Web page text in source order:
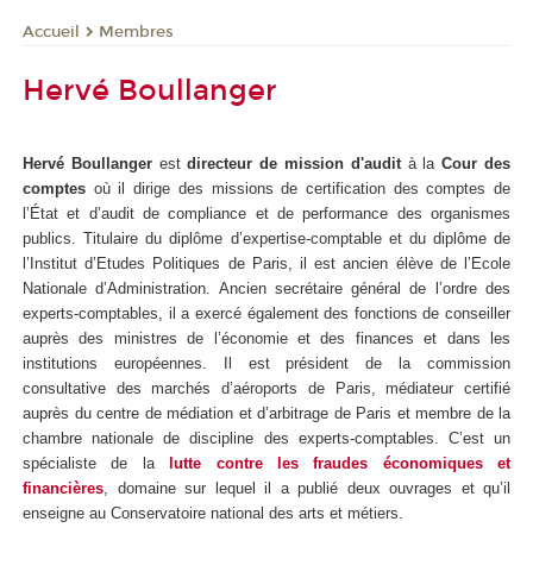
Accueil Membres
Hervé Boullanger
Hervé Boullangerestdirecteur de mission d'audità laCour des
comptes où il dirige des missions de certification des comptes de
l’État et d’audit de compliance et de performance des organismes
publics. Titulaire du diplôme d’expertise-comptable et du diplôme de
l’Institut d’Etudes Politiques de Paris, il est ancien élève de l’Ecole
Nationale d’Administration. Ancien secrétaire général de l’ordre des
experts-comptables, il a exercé également des fonctions de conseiller
auprès des ministres de l’économie et des finances et dans les
institutions européennes. Il est président de la commission
consultative des marchés d’aéroports de Paris, médiateur certifié
auprès du centre de médiation et d’arbitrage de Paris et membre de la
chambre nationale de discipline des experts-comptables. C’est un
spécialiste de lalutte contre les fraudes économiques et
financières , domaine sur lequel il a publié deux ouvrages et qu’il
enseigne au Conservatoire national des arts et métiers.